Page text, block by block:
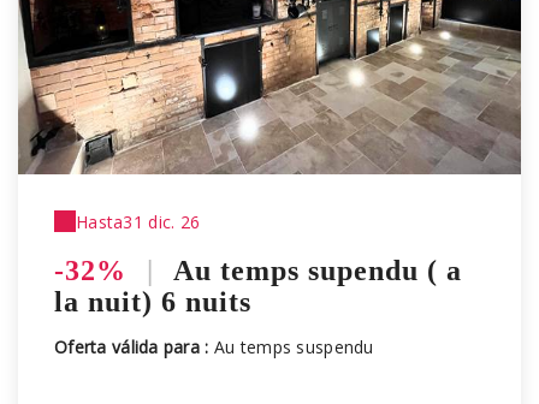
Hasta31 dic. 26
-32% |
Au temps supendu ( a
la nuit) 6 nuits
Oferta válida para : Au temps suspendu